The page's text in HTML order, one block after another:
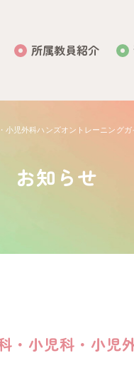
所属教員紹介
児外科ハンズオントレーニングガ
お知らせ
小児科・小児